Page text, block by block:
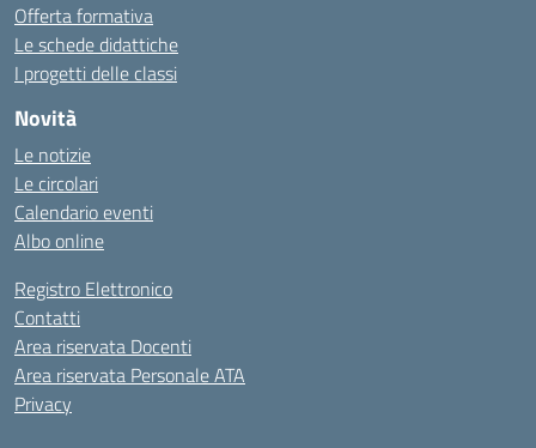
Offerta formativa
Le schede didattiche
I progetti delle classi
Novità
Le notizie
Le circolari
Calendario eventi
Albo online
Registro Elettronico
Contatti
Area riservata Docenti
Area riservata Personale ATA
Privacy